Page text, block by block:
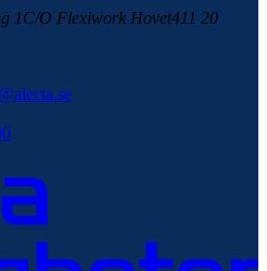
1C/O Flexiwork Hovet411 20